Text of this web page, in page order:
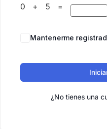
0 + 5 =
Mantenerme
¿No tienes una